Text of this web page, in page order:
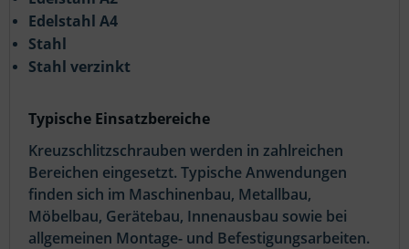
Edelstahl A4
Stahl
Stahl verzinkt
Typische Einsatzbereiche
Kreuzschlitzschrauben werden in zahlreichen
Bereichen eingesetzt. Typische Anwendungen
finden sich im Maschinenbau, Metallbau,
Möbelbau, Gerätebau, Innenausbau sowie bei
allgemeinen Montage- und Befestigungsarbeiten.